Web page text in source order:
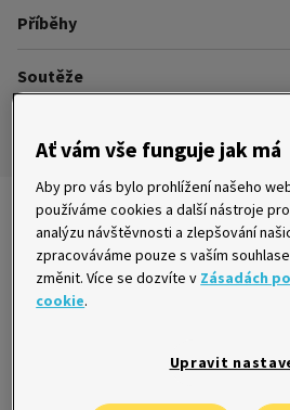
Finance
Úřady
Ze života do života
Příběhy
Našich zákazníků
Soutěže
Pravidla soutěží
Nejnovější články
Ať vám vše funguje jak má
Aby pro vás bylo prohlížení našeho
používáme cookies a další nástroje
analýzu návštěvnosti a zlepšování
zpracováváme pouze s vaším
změnit. Více se dozvíte v Zásadách
cookie.
Upravit